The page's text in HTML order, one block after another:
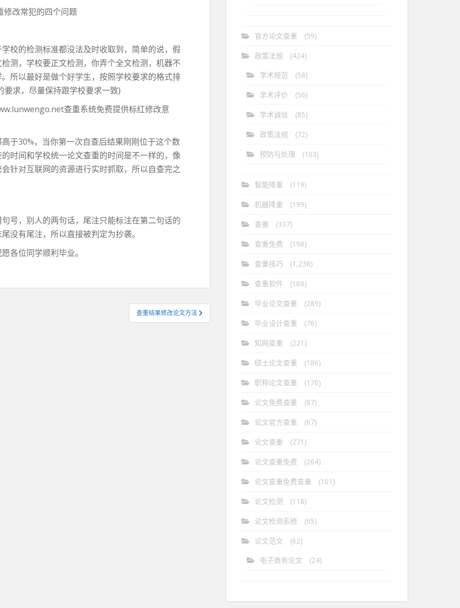
校的检测标准都没法及时收取到，简单的说，假
测，学校要正文检测，你弄个全文检测，机器不
所以最好是做个好学生，按照学校要求的格式排
求，尽量保持跟学校要求一致)
查重系统免费提供标红修改意
于30%，当你第一次自查后结果刚刚位于这个数
时间和学校统一论文查重的时间是不一样的，像
针对互联网的资源进行实时抓取，所以自查完之
号，别人的两句话，尾注只能标注在第二句话的
没有尾注，所以直接被判定为抄袭。
各位同学顺利毕业。
查重结果修改论文方法
官方论文查重 (59)
政策法规
(424)
学术规范
(58)
学术评价 (56)
学术诚信 (85)
政策法规 (72)
预防与处理 (103)
智能降重 (119)
机器降重 (199)
查重 (337)
查重免费 (198)
查重技巧 (1,238)
查重软件 (168)
毕业论文查重 (289)
毕业设计查重 (76)
知网查重 (221)
硕士论文查重 (186)
职称论文查重 (176)
论文免费查重 (87)
论文官方查重 (67)
论文查重 (271)
论文查重免费 (264)
论文查重免费查重 (101)
论文检测 (118)
论文检测系统 (65)
论文范文
(62)
电子商务论文
(24)